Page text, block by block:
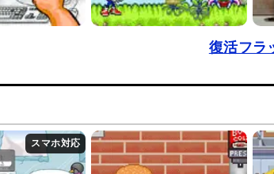
復活フラ